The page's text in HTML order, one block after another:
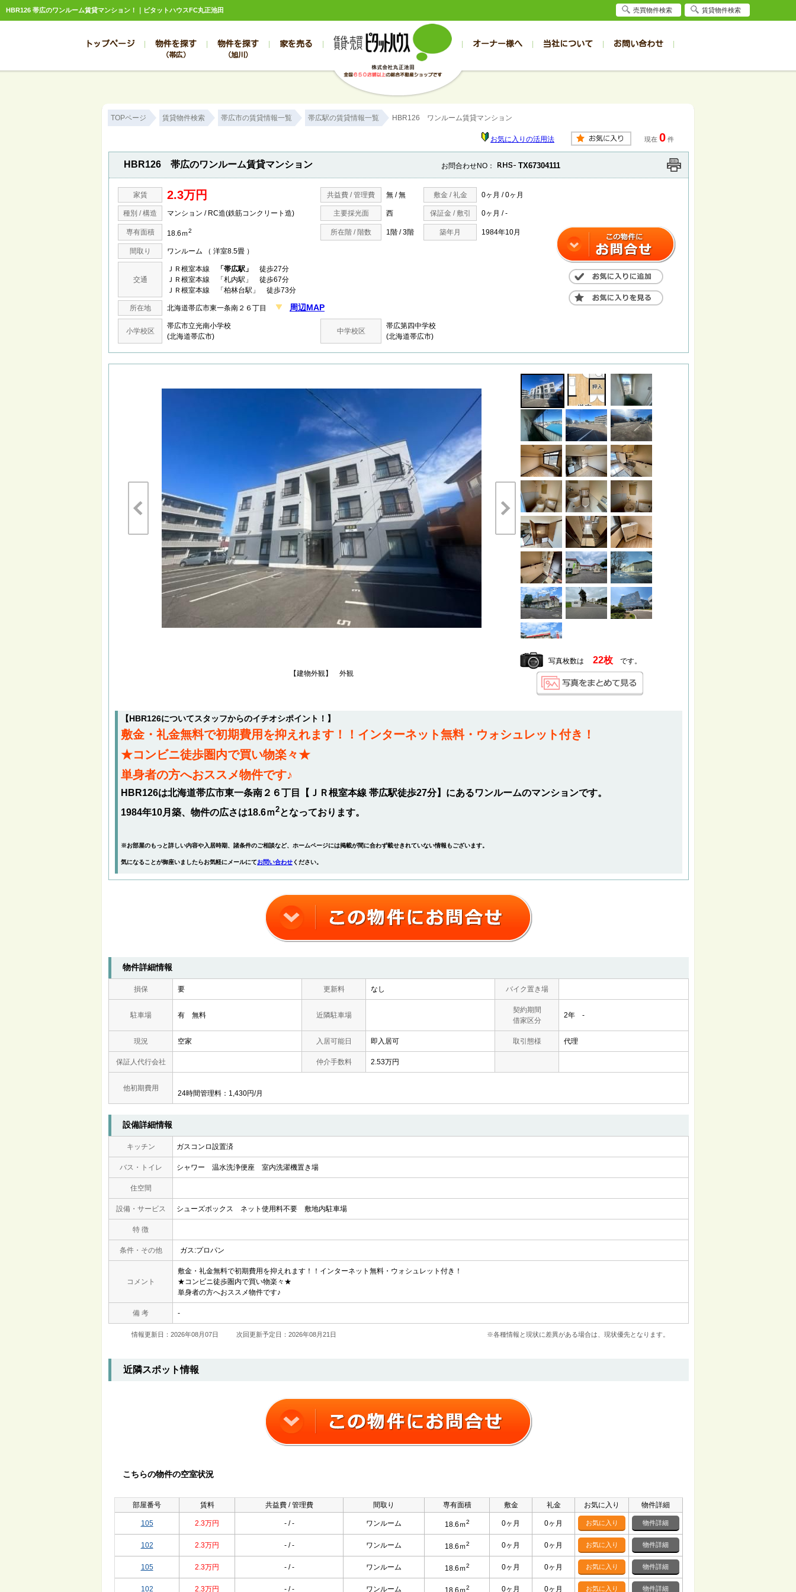
HBR126 帯広のワンルーム賃貸マンション！｜ピタットハウスFC丸正池田
トップページ 物件を探す
（帯広）
帯広の売買物件一覧
帯広の新築一戸建て
帯広の1000万円以下
帯広の1000万～2000万円
帯広の賃貸物件一覧
帯広の賃貸アパート
帯広の賃貸マンション
帯広の1R～1K
帯広の2K～2LDK
物件を探す
（旭川）
旭川の売買物件一覧
旭川の新築一戸建て
旭川の1000万円以下
旭川の1000万～2000万円
旭川の賃貸物件一覧
旭川の賃貸アパート
旭川の賃貸マンション
旭川の1R～1K
旭川の2K～2LDK
家を売る オーナー様へ 当社について
スタッフブログ お客様の声
お問い合わせ
売却のお問合せ 入居者様専用（帯広店）
TOPページ 賃貸物件検索 帯広市の賃貸情報一覧 帯広駅の賃貸情報一覧 HBR126 ワンルーム賃貸マンション
お気に入りの活用法 現在 0 件
HBR126 帯広のワンルーム賃貸マンション お問合わせNO： TX67304111
家賃 2.3万円 共益費 / 管理費 無 / 無 敷金 / 礼金 0ヶ月 / 0ヶ月
種別 / 構造 マンション / RC造(鉄筋コンクリート造) 主要採光面 西 保証金 / 敷引 0ヶ月 / -
専有面積 18.6ｍ2 所在階 / 階数 1階 / 3階 築年月 1984年10月
間取り ワンルーム （ 洋室8.5畳 ）
交通
ＪＲ根室本線 「帯広駅」
徒歩27分
ＪＲ根室本線 「札内駅」 徒歩67分
ＪＲ根室本線 「柏林台駅」 徒歩73分
所在地 北海道帯広市東一条南２６丁目 周辺MAP
小学校区
帯広市立光南小学校
(北海道帯広市)
中学校区
帯広第四中学校
(北海道帯広市)
【建物外観】 外観
写真枚数は 22枚です。
【HBR126についてスタッフからのイチオシポイント！】
敷金・礼金無料で初期費用を抑えれます！！インターネット無料・ウォシュレット付き！
★コンビニ徒歩圏内で買い物楽々★
単身者の方へおススメ物件です♪
HBR126は北海道帯広市東一条南２６丁目【ＪＲ根室本線 帯広駅徒歩27分】にあるワンルームのマンションです。
1984年10月築、物件の広さは18.6ｍ2となっております。
※お部屋のもっと詳しい内容や入居時期、諸条件のご相談など、ホームページには掲載が間に合わず載せきれていない情報もございます。
気になることが御座いましたらお気軽にメールにてお問い合わせください。
物件詳細情報
損保 要 更新料 なし バイク置き場
駐車場 有 無料 近隣駐車場
契約期間
借家区分
2年 -
現況 空家 入居可能日 即入居可 取引態様 代理
保証人代行会社 仲介手数料 2.53万円
他初期費用
24時間管理料：1,430円/月
設備詳細情報
キッチン ガスコンロ設置済
バス・トイレ シャワー 温水洗浄便座 室内洗濯機置き場
住空間
設備・サービス シューズボックス ネット使用料不要 敷地内駐車場
特 徴
条件・その他 ガス:プロパン
コメント
敷金・礼金無料で初期費用を抑えれます！！インターネット無料・ウォシュレット付き！
★コンビニ徒歩圏内で買い物楽々★
単身者の方へおススメ物件です♪
備 考 -
情報更新日：2026年08月07日 次回更新予定日：2026年08月21日 ※各種情報と現状に差異がある場合は、現状優先となります。
近隣スポット情報
こちらの物件の空室状況
部屋番号 賃料 共益費 / 管理費 間取り 専有面積 敷金 礼金 お気に入り 物件詳細
105 2.3万円 - / - ワンルーム 18.6ｍ2 0ヶ月 0ヶ月 お気に入り 物件詳細
102 2.3万円 - / - ワンルーム 18.6ｍ2 0ヶ月 0ヶ月 お気に入り 物件詳細
105 2.3万円 - / - ワンルーム 18.6ｍ2 0ヶ月 0ヶ月 お気に入り 物件詳細
102 2.3万円 - / - ワンルーム 18.6ｍ2 0ヶ月 0ヶ月 お気に入り 物件詳細
売買物件検索 賃貸物件検索